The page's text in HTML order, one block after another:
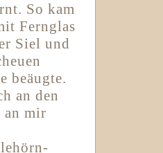
So kam
Fernglas
Siel und
beäugte.
an den
mir